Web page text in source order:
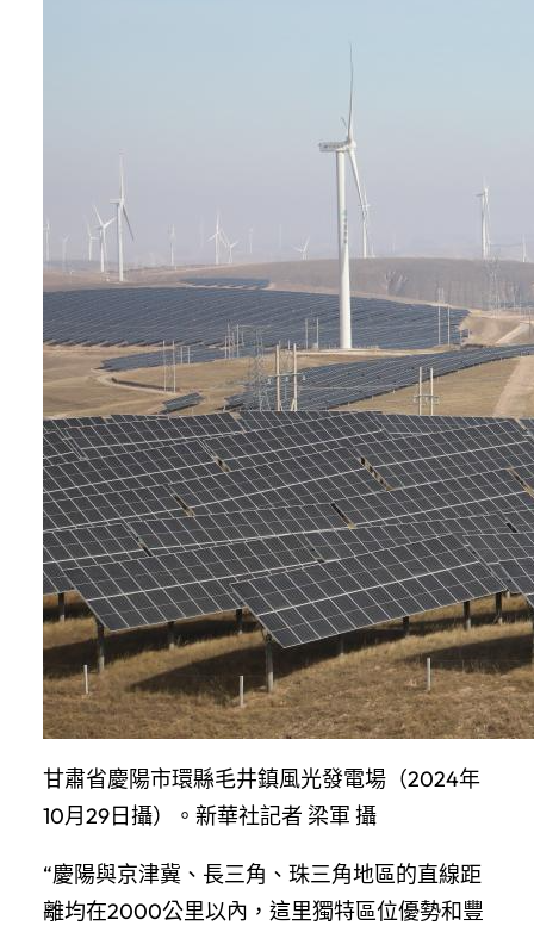
甘肅省慶陽市環縣毛井鎮風光發電場（2024年
10月29日攝）。新華社記者 梁軍 攝
“慶陽與京津冀、長三角、珠三角地區的直線距
離均在2000公里以內，這里獨特區位優勢和豐